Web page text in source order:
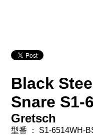
Black
Snare S1-
Gretsch
型番 ： S1-6514WH-